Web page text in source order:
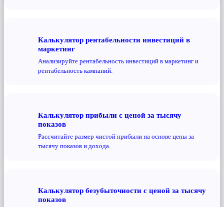
Калькулятор рентабельности инвестиций в
маркетинг
Анализируйте рентабельность инвестиций в маркетинг и
рентабельность кампаний.
Калькулятор прибыли с ценой за тысячу
показов
Рассчитайте размер чистой прибыли на основе цены за
тысячу показов и дохода.
Калькулятор безубыточности с ценой за тысячу
показов